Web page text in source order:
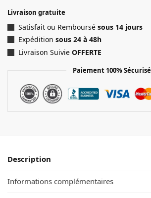
Livraison gratuite
Satisfait ou Remboursé sous 14 jours
Expédition sous 24 à 48h
Livraison Suivie OFFERTE
Paiement 100% Sécurisé
Description
Informations complémentaires